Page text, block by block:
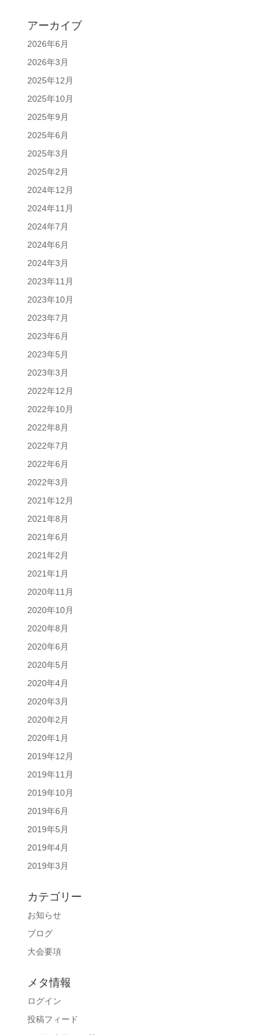
アーカイブ
2026年6月
2026年3月
2025年12月
2025年10月
2025年9月
2025年6月
2025年3月
2025年2月
2024年12月
2024年11月
2024年7月
2024年6月
2024年3月
2023年11月
2023年10月
2023年7月
2023年6月
2023年5月
2023年3月
2022年12月
2022年10月
2022年8月
2022年7月
2022年6月
2022年3月
2021年12月
2021年8月
2021年6月
2021年2月
2021年1月
2020年11月
2020年10月
2020年8月
2020年6月
2020年5月
2020年4月
2020年3月
2020年2月
2020年1月
2019年12月
2019年11月
2019年10月
2019年6月
2019年5月
2019年4月
2019年3月
カテゴリー
お知らせ
ブログ
大会要項
メタ情報
ログイン
投稿フィード